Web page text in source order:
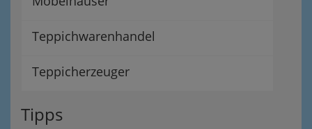
Teppichwarenhandel
Teppicherzeuger
Tipps